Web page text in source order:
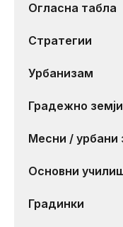
Огласна табла
Стратегии
Урбанизам
Градежно
Месни / урбани
Основни
Градинки